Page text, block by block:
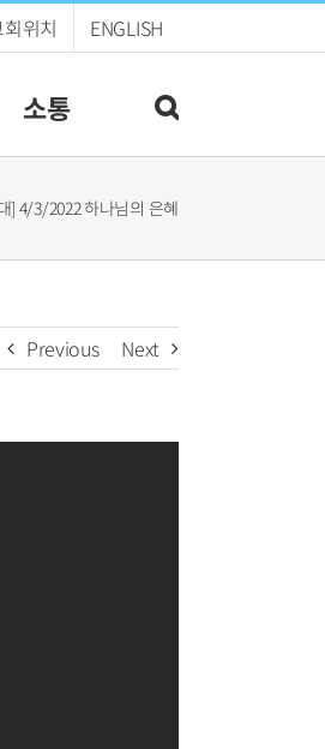
위치 ENGLISH
소통
] 4/3/2022 하나님의 은혜
Previous Next